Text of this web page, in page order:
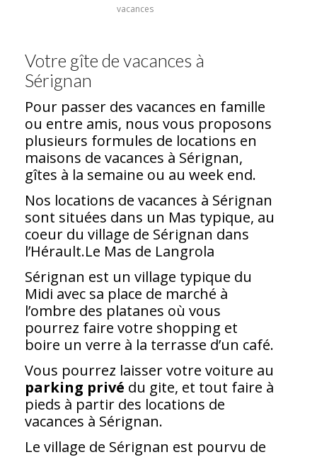
vacances
Votre gîte de vacances à
Sérignan
Pour passer des vacances en famille
ou entre amis, nous vous proposons
plusieurs formules de locations en
maisons de vacances à Sérignan,
gîtes à la semaine ou au week end.
Nos locations de vacances à Sérignan
sont situées dans un Mas typique, au
coeur du village de Sérignan dans
l’Hérault.Le Mas de Langrola
Sérignan est un village typique du
Midi avec sa place de marché à
l’ombre des platanes où vous
pourrez faire votre shopping et
boire un verre à la terrasse d’un café.
Vous pourrez laisser votre voiture au
parking privé du gite, et tout faire à
pieds à partir des locations de
vacances à Sérignan.
Le village de Sérignan est pourvu de